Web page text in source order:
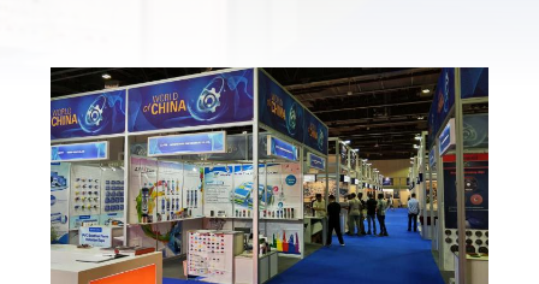
ΖΗΤΉΣΤΕ
ΈΝΑ
ΑΠΌΣΠΑΣΜΑ
SITEMAP